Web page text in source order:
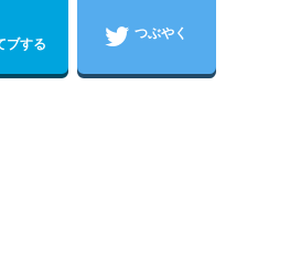
ブする
つぶやく